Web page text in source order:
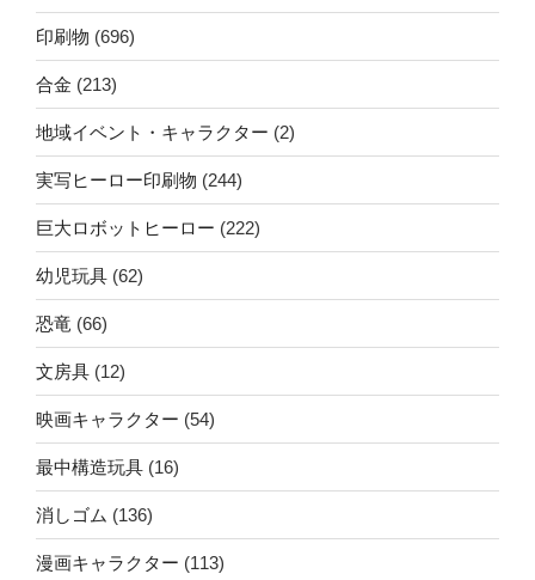
印刷物 (696)
合金 (213)
地域イベント・キャラクター (2)
実写ヒーロー印刷物 (244)
巨大ロボットヒーロー (222)
幼児玩具 (62)
恐竜 (66)
文房具 (12)
映画キャラクター (54)
最中構造玩具 (16)
消しゴム (136)
漫画キャラクター (113)